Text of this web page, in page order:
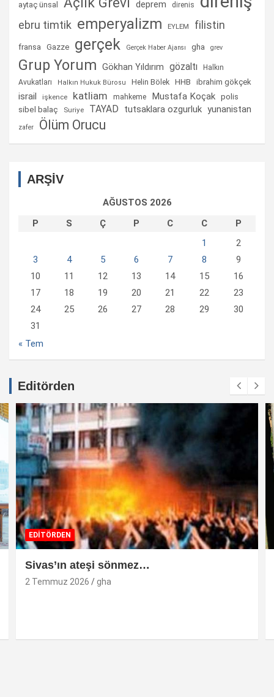
aytaç ünsal deprem direnis
ebru timtik emperyalizm EYLEM filistin
fransa Gazze gerçek Gerçek Haber Ajansı gha grev
Grup Yorum Gökhan Yıldırım gözaltı
Halkın
Avukatları
Halkın Hukuk Bürosu Helin Bölek HHB ibrahim gökçek
israil işkence katliam mahkeme Mustafa Koçak polis
sibel balaç Suriye TAYAD tutsaklara ozgurluk yunanistan
zafer Ölüm Orucu
ARŞİV
AĞUSTOS 2026
P
S Ç P C C
P
1
2
3
4 5 6 7 8
9
10
11 12 13 14 15
16
17
18 19 20 21 22
23
24
25 26 27 28 29
30
31
« Tem
Editörden
EDİTÖRDEN
Sivas’ın ateşi sönmez…
2 Temmuz 2026 gha